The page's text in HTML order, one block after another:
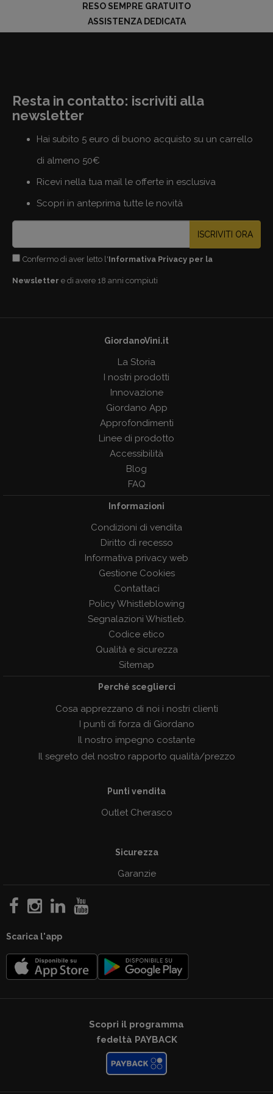
RESO SEMPRE GRATUITO
ASSISTENZA DEDICATA
Resta in contatto: iscriviti alla
newsletter
Hai subito 5 euro di buono acquisto su un carrello
di almeno 50€
Ricevi nella tua mail le offerte in esclusiva
Scopri in anteprima tutte le novità
ISCRIVITI ORA
Confermo di aver letto l'Informativa Privacy per la
Newsletter e di avere 18 anni compiuti
GiordanoVini.it
La Storia
I nostri prodotti
Innovazione
Giordano App
Approfondimenti
Linee di prodotto
Accessibilità
Blog
FAQ
Informazioni
Condizioni di vendita
Diritto di recesso
Informativa privacy web
Gestione Cookies
Contattaci
Policy Whistleblowing
Segnalazioni Whistleb.
Codice etico
Qualità e sicurezza
Sitemap
Perché sceglierci
Cosa apprezzano di noi i nostri clienti
I punti di forza di Giordano
Il nostro impegno costante
Il segreto del nostro rapporto qualità/prezzo
Punti vendita
Outlet Cherasco
Sicurezza
Garanzie
Scarica l'app
Scopri il programma
fedeltà PAYBACK